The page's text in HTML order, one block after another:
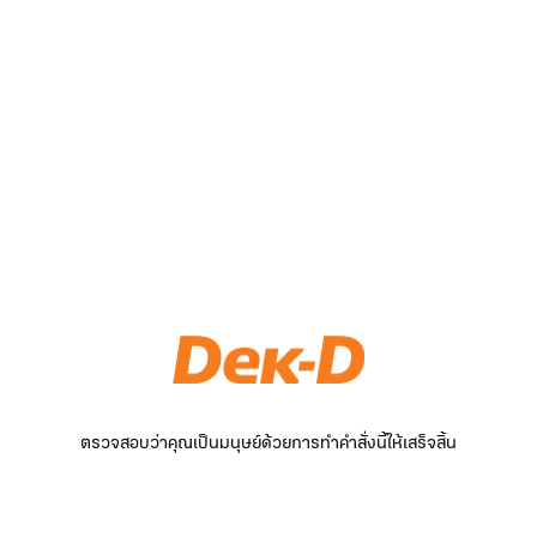
ตรวจสอบว่าคุณเป็นมนุษย์ด้วยการทำคำสั่งนี้ให้เสร็จสิ้น